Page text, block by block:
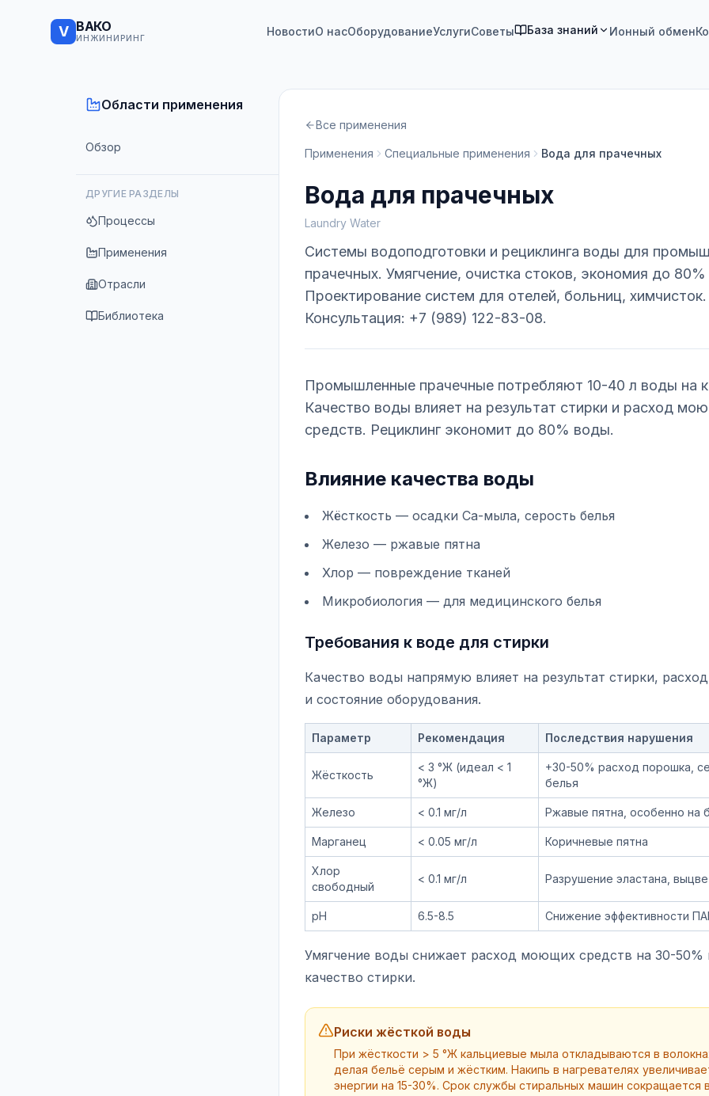
V ВАКО
ИНЖИНИРИНГ НовостиО насОборудованиеУслугиСоветы База знаний Ионный обмен
Области применения
Обзор
ДРУГИЕ РАЗДЕЛЫ
Процессы
Применения
Отрасли
Библиотека
Все применения
Применения Специальные применения Вода для прачечных
Вода для прачечных
Laundry Water
Системы водоподготовки и рециклинга воды для
прачечных. Умягчение, очистка стоков, экономия до
Проектирование систем для отелей, больниц, химчисток.
Консультация: +7 (989) 122-83-08.
Промышленные прачечные потребляют 10-40 л воды на
Качество воды влияет на результат стирки и расход
средств. Рециклинг экономит до 80% воды.
Влияние качества воды
Жёсткость — осадки Ca-мыла, серость белья
Железо — ржавые пятна
Хлор — повреждение тканей
Микробиология — для медицинского белья
Требования к воде для стирки
Качество воды напрямую влияет на результат стирки,
и состояние оборудования.
Параметр Рекомендация Последствия нарушения
Жёсткость
< 3 °Ж (идеал < 1
°Ж)
+30-50% расход порошка,
белья
Железо < 0.1 мг/л Ржавые пятна, особенно на
Марганец < 0.05 мг/л Коричневые пятна
Хлор
свободный
< 0.1 мг/л Разрушение эластана,
pH 6.5-8.5 Снижение эффективности
Умягчение воды снижает расход моющих средств на 30-50%
качество стирки.
Риски жёсткой воды
При жёсткости > 5 °Ж кальциевые мыла откладываются в
делая бельё серым и жёстким. Накипь в нагревателях
энергии на 15-30%. Срок службы стиральных машин сокращается в